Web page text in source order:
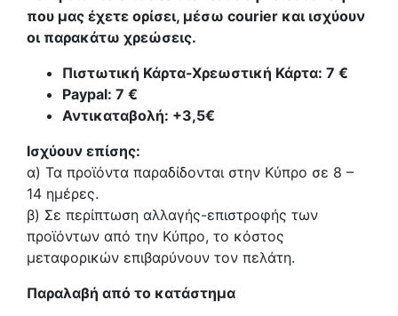
που μας έχετε ορίσει, μέσω courier και ισχύουν
οι παρακάτω χρεώσεις.
Πιστωτική Κάρτα-Χρεωστική Κάρτα: 7 €​
Paypal: 7 €
Αντικαταβολή: +3,5€
Ισχύουν επίσης:
α) Τα προϊόντα παραδίδονται στην Κύπρο σε 8 –
14 ημέρες.
β) Σε περίπτωση αλλαγής-επιστροφής των
προϊόντων από την Κύπρο, το κόστος
μεταφορικών επιβαρύνουν τον πελάτη.
Παραλαβή από το κατάστημα